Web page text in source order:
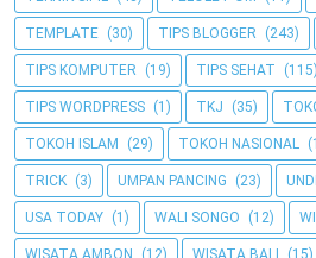
TEMPLATE (30) TIPS BLOGGER (243)
TIPS KOMPUTER (19) TIPS SEHAT (115)
TIPS WORDPRESS (1) TKJ (35)
TOKOH ISLAM (29) TOKOH NASIONAL
TRICK (3) UMPAN PANCING (23)
USA TODAY (1) WALI SONGO (12)